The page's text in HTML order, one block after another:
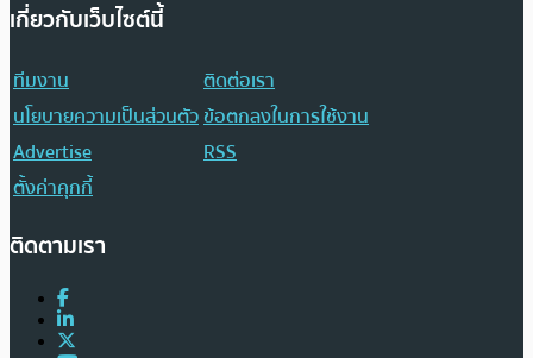
เกี่ยวกับเว็บไซต์นี้
ทีมงาน
ติดต่อเรา
นโยบายความเป็นส่วนตัวข้อตกลงในการใช้งาน
Advertise
RSS
ตั้งค่าคุกกี้
ติดตามเรา